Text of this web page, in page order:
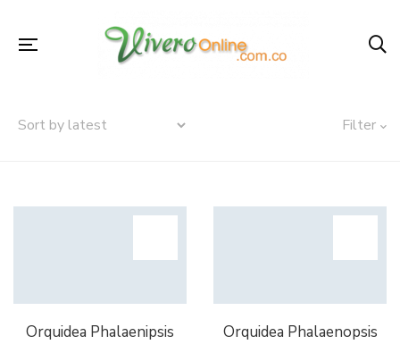
Filter
Orquidea Phalaenipsis Orquidea Phalaenopsis